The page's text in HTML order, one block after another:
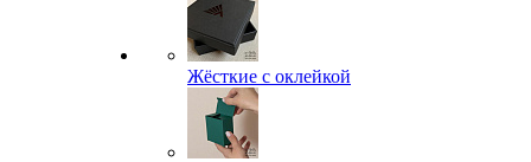
Жёсткие с оклейкой